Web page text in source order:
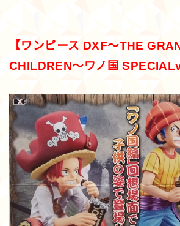
【ワンピース DXF～THE
CHILDREN～ワノ国